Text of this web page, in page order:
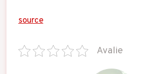
source
Avalie